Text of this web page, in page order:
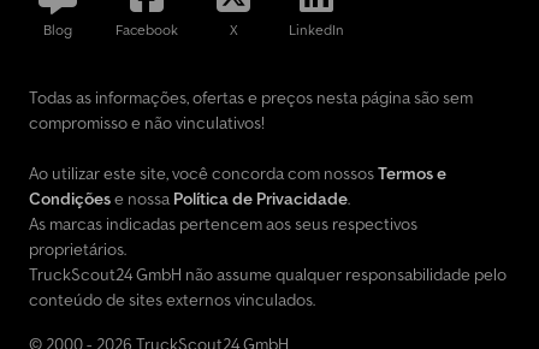
Blog Facebook X LinkedIn
Todas as informações, ofertas e preços nesta página são sem
compromisso e não vinculativos!
Ao utilizar este site, você concorda com nossosTermos e
Condiçõese nossa Política de Privacidade.
As marcas indicadas pertencem aos seus respectivos
proprietários.
TruckScout24 GmbH não assume qualquer responsabilidade pelo
conteúdo de sites externos vinculados.
© 2000 - 2026 TruckScout24 GmbH